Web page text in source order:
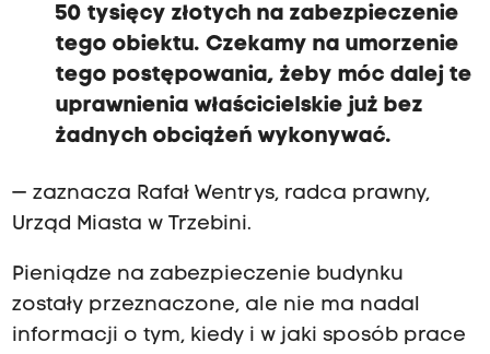
50 tysięcy złotych na zabezpieczenie
tego obiektu. Czekamy na umorzenie
tego postępowania, żeby móc dalej te
uprawnienia właścicielskie już bez
żadnych obciążeń wykonywać.
— zaznacza Rafał Wentrys, radca prawny,
Urząd Miasta w Trzebini.
Pieniądze na zabezpieczenie budynku
zostały przeznaczone, ale nie ma nadal
informacji o tym, kiedy i w jaki sposób prace